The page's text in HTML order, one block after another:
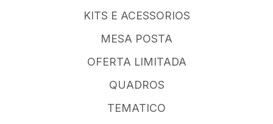
KITS E ACESSORIOS
MESA POSTA
OFERTA LIMITADA
QUADROS
TEMATICO